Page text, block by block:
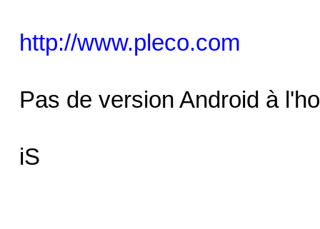
http://www.pleco.com
Pas de version Android à
iS